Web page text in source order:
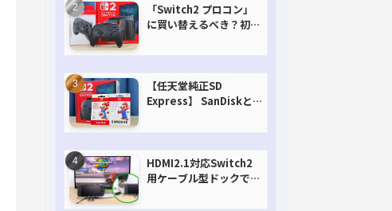
「Switch2 プロコン」
に買い替えるべき？初代
【任天堂純正SD
Express】 SanDiskと
HDMI2.1対応Switch2
用ケーブル型ドックで省